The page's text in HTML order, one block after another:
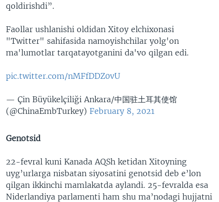
qoldirishdi”.
Faollar ushlanishi oldidan Xitoy elchixonasi
"Twitter" sahifasida namoyishchilar yolg'on
ma'lumotlar tarqatayotganini da'vo qilgan edi.
pic.twitter.com/nMFfDDZ0vU
— Çin Büyükelçiliği Ankara/中国驻土耳其使馆
(@ChinaEmbTurkey) February 8, 2021
Genotsid
22-fevral kuni Kanada AQSh ketidan Xitoyning
uyg’urlarga nisbatan siyosatini genotsid deb e’lon
qilgan ikkinchi mamlakatda aylandi. 25-fevralda esa
Niderlandiya parlamenti ham shu ma’nodagi hujjatni